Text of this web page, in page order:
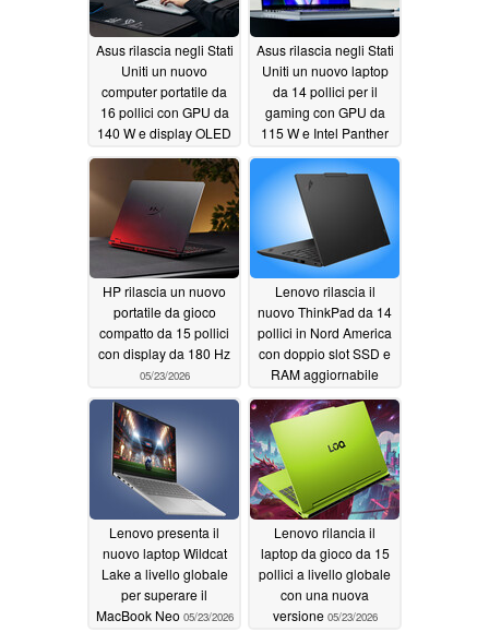
Asus rilascia negli Stati
Uniti un nuovo
computer portatile da
16 pollici con GPU da
140 W e display OLED
05/23/2026
Asus rilascia negli Stati
Uniti un nuovo laptop
da 14 pollici per il
gaming con GPU da
115 W e Intel Panther
05/23/2026
HP rilascia un nuovo
portatile da gioco
compatto da 15 pollici
con display da 180 Hz
05/23/2026
Lenovo rilascia il
nuovo ThinkPad da 14
pollici in Nord America
con doppio slot SSD e
RAM aggiornabile
05/23/2026
Lenovo presenta il
nuovo laptop Wildcat
Lake a livello globale
per superare il
MacBook Neo 05/23/2026
Lenovo rilancia il
laptop da gioco da 15
pollici a livello globale
con una nuova
versione 05/23/2026